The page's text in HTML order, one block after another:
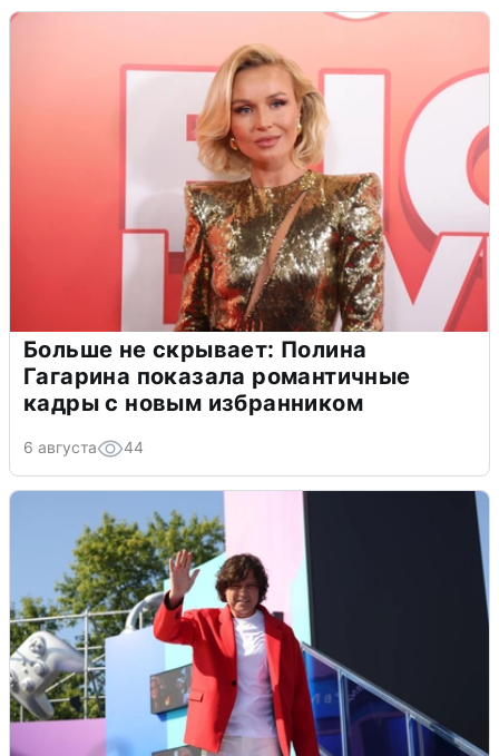
Больше не скрывает: Полина
Гагарина показала романтичные
кадры с новым избранником
6 августа 44